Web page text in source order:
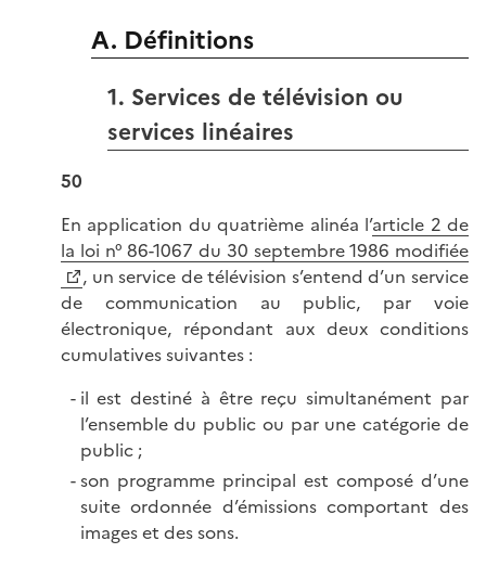
A. Définitions
1. Services de télévision ou
services linéaires
50
En application du quatrième alinéa l’article 2 de
la loi n° 86-1067 du 30 septembre 1986 modifiée
, un service de télévision s’entend d’un service
de communication au public, par voie
électronique, répondant aux deux conditions
cumulatives suivantes :
il est destiné à être reçu simultanément par
l’ensemble du public ou par une catégorie de
public ;
son programme principal est composé d’une
suite ordonnée d’émissions comportant des
images et des sons.